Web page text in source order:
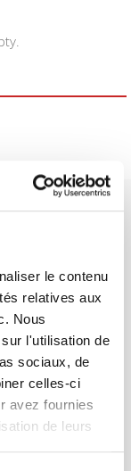
le contenu
relatives aux
Nous
l'utilisation de
sociaux, de
celles-ci
avez fournies
de leurs
role: to publish
use, and to